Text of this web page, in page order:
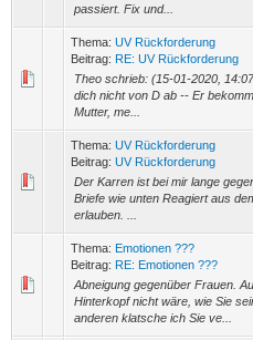
passiert. Fix und...
Thema: UV Rückforderung
Beitrag: RE: UV Rückforderung
Theo schrieb: (15-01-2020,
dich nicht von D ab -- Er
Mutter, me...
Thema: UV Rückforderung
Beitrag: UV Rückforderung
Der Karren ist bei mir lange
Briefe wie unten Reagiert aus
erlauben. ...
Thema: Emotionen ???
Beitrag: RE: Emotionen ???
Abneigung gegenüber Frauen.
Hinterkopf nicht wäre, wie Sie
anderen klatsche ich Sie ve...